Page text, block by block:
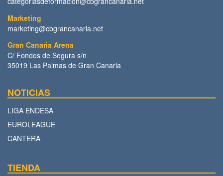
Marketing
marketing@cbgrancanaria.net
Gran Canaria Arena
C/ Fondos de Segura s/n
35019 Las Palmas de Gran Canaria
NOTICIAS
LIGA ENDESA
EUROLEAGUE
CANTERA
TIENDA